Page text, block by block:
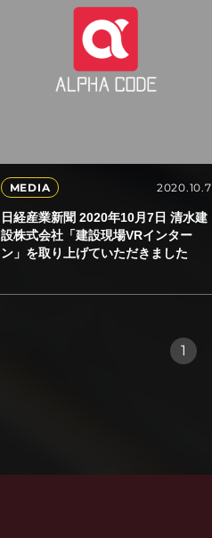
MEDIA 2020.10.7
日経産業新聞 2020年10月7日 清水建
設株式会社「建設現場VRインター
ン」を取り上げていただきました
1